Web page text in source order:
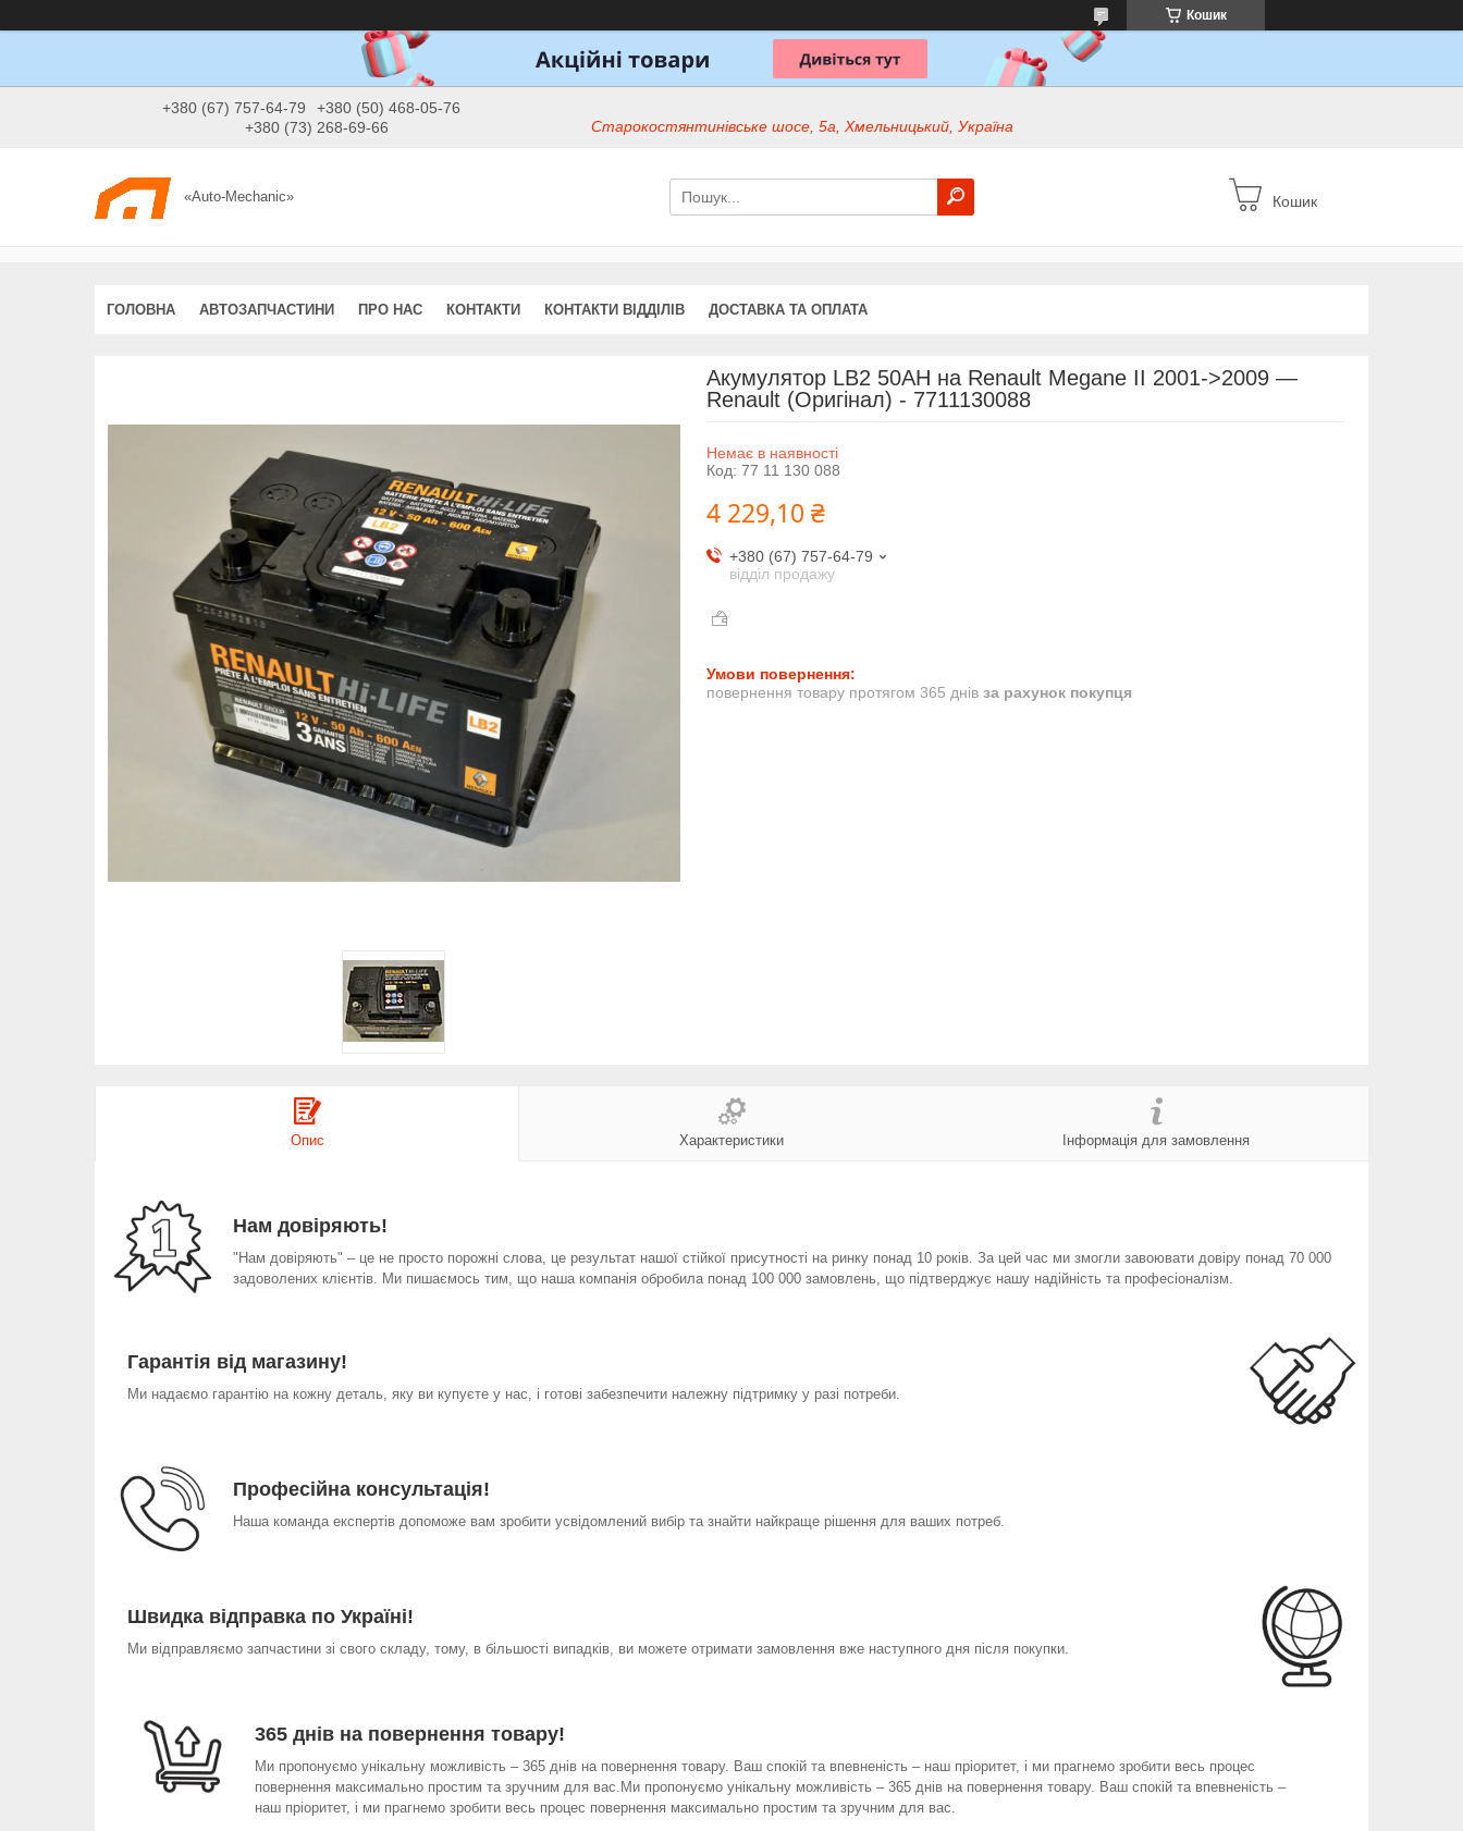
Кошик
+380 (67) 757-64-79
+380 (50) 468-05-76
+380 (73) 268-69-66
Старокостянтинівське шосе, 5а, Хмельницький, Україна
«Auto-Mechanic» Кошик
ГОЛОВНА АВТОЗАПЧАСТИНИ ПРО НАС КОНТАКТИ КОНТАКТИ ВІДДІЛІВ ДОСТАВКА ТА ОПЛАТА
Акумулятор LB2 50AH на Renault Megane II 2001->2009 —
Renault (Оригінал) - 7711130088
Немає в наявності
Код: 77 11 130 088
4 229,10 ₴
+380 (67) 757-64-79
відділ продажу
повернення товару протягом 365 днів за рахунок покупця
Опис Характеристики Інформація для замовлення
Нам довіряють!
"Нам довіряють" – це не просто порожні слова, це результат нашої стійкої присутності на ринку понад 10 років. За цей час ми змогли завоювати довіру понад 70 000
задоволених клієнтів. Ми пишаємось тим, що наша компанія обробила понад 100 000 замовлень, що підтверджує нашу надійність та професіоналізм.
Гарантія від магазину!
Ми надаємо гарантію на кожну деталь, яку ви купуєте у нас, і готові забезпечити належну підтримку у разі потреби.
Професійна консультація!
Наша команда експертів допоможе вам зробити усвідомлений вибір та знайти найкраще рішення для ваших потреб.
Швидка відправка по Україні!
Ми відправляємо запчастини зі свого складу, тому, в більшості випадків, ви можете отримати замовлення вже наступного дня після покупки.
365 днів на повернення товару!
Ми пропонуємо унікальну можливість – 365 днів на повернення товару. Ваш спокій та впевненість – наш пріоритет, і ми прагнемо зробити весь процес
повернення максимально простим та зручним для вас.Ми пропонуємо унікальну можливість – 365 днів на повернення товару. Ваш спокій та впевненість –
наш пріоритет, і ми прагнемо зробити весь процес повернення максимально простим та зручним для вас.